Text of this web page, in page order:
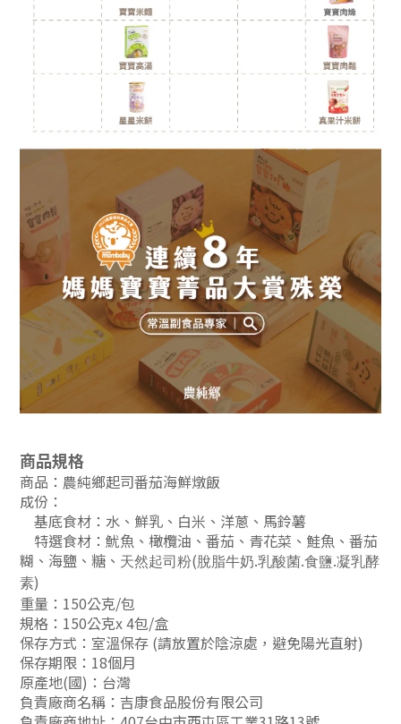
商品規格
商品：農純鄉起司番茄海鮮燉飯
成份：
基底食材：水、鮮乳、白米、洋蔥、馬鈴薯
特選食材： 魷魚、橄欖油、番茄、青花菜、鮭魚、番茄
糊、海鹽、糖、 天然起司粉(脫脂牛奶.乳酸菌.食鹽.凝乳酵
素)
重量：150公克/包
規格：150公克x 4包/盒
保存方式：室溫保存 (請放置於陰涼處，避免陽光直射)
保存期限：18個月
原產地(國)：台灣
負責廠商名稱：吉康食品股份有限公司